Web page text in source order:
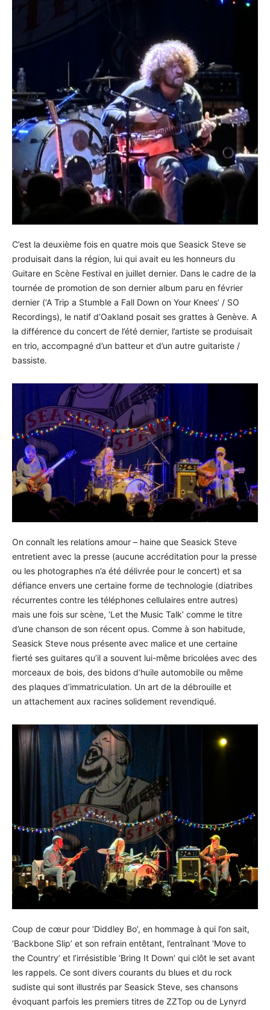
C’est la deuxième fois en quatre mois que Seasick Steve se
produisait dans la région, lui qui avait eu les honneurs du
Guitare en Scène Festival en juillet dernier. Dans le cadre de la
tournée de promotion de son dernier album paru en février
dernier (‘A Trip a Stumble a Fall Down on Your Knees’ / SO
Recordings), le natif d’Oakland posait ses grattes à Genève. A
la différence du concert de l’été dernier, l’artiste se produisait
en trio, accompagné d’un batteur et d’un autre guitariste /
bassiste.
On connaît les relations amour – haine que Seasick Steve
entretient avec la presse (aucune accréditation pour la presse
ou les photographes n’a été délivrée pour le concert) et sa
défiance envers une certaine forme de technologie (diatribes
récurrentes contre les téléphones cellulaires entre autres)
mais une fois sur scène, ‘Let the Music Talk’ comme le titre
d’une chanson de son récent opus. Comme à son habitude,
Seasick Steve nous présente avec malice et une certaine
fierté ses guitares qu’il a souvent lui-même bricolées avec des
morceaux de bois, des bidons d’huile automobile ou même
des plaques d’immatriculation. Un art de la débrouille et
un attachement aux racines solidement revendiqué.
Coup de cœur pour ‘Diddley Bo’, en hommage à qui l’on sait,
‘Backbone Slip’ et son refrain entêtant, l’entraînant ‘Move to
the Country’ et l’irrésistible ‘Bring It Down’ qui clôt le set avant
les rappels. Ce sont divers courants du blues et du rock
sudiste qui sont illustrés par Seasick Steve, ses chansons
évoquant parfois les premiers titres de ZZTop ou de Lynyrd